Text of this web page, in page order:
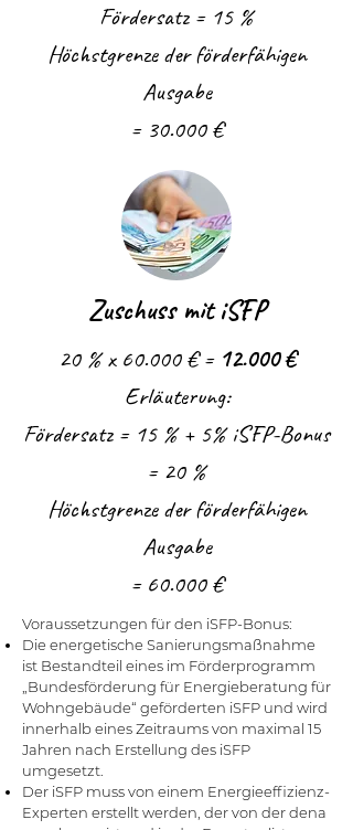
Fördersatz = 15 %
Höchstgrenze der förderfähigen
Ausgabe
= 30.000 €
Zuschuss mit iSFP
20 % x 60.000 € = 12.000 €
Erläuterung:
Fördersatz = 15 % + 5% iSFP-Bonus
= 20 %
Höchstgrenze der förderfähigen
Ausgabe
= 60.000 €
Voraussetzungen für den iSFP-Bonus:
Die energetische Sanierungsmaßnahme
ist Bestandteil eines im Förderprogramm
„Bundesförderung für Energieberatung für
Wohngebäude“ geförderten iSFP und wird
innerhalb eines Zeitraums von maximal 15
Jahren nach Erstellung des iSFP
umgesetzt.
Der iSFP muss von einem Energieeffizienz-
Experten erstellt werden, der von der dena